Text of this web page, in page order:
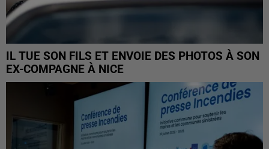
IL TUE SON FILS ET ENVOIE DES PHOTOS À SON
EX-COMPAGNE À NICE